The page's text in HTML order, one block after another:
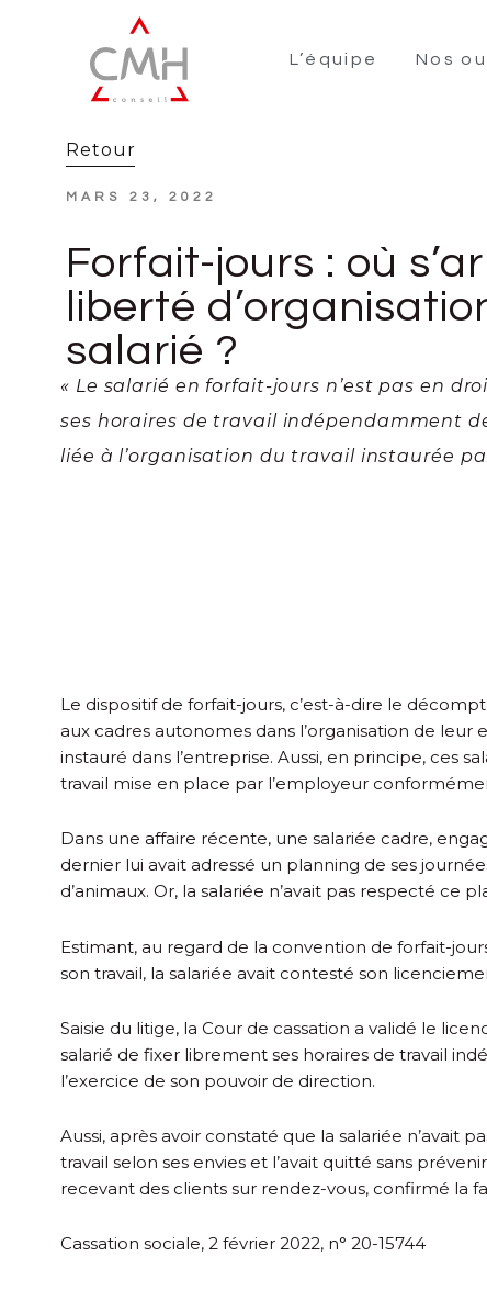
L’équipe Nos
Retour
MARS 23, 2022
Forfait-jours : où
liberté
salarié ?
« Le salarié en forfait-jours n’est pas en
ses horaires de travail indépendamment
liée à l’organisation du travail instaurée
Le dispositif de forfait-jours, c’est-à-dire le
aux cadres autonomes dans l’organisation de
instauré dans l’entreprise. Aussi, en principe, ces
travail mise en place par l’employeur
Dans une affaire récente, une salariée cadre,
dernier lui avait adressé un planning de ses
d’animaux. Or, la salariée n’avait pas respecté ce
Estimant, au regard de la convention de forfait-
son travail, la salariée avait contesté son
Saisie du litige, la Cour de cassation a validé le
salarié de fixer librement ses horaires de travail
l’exercice de son pouvoir de direction.
Aussi, après avoir constaté que la salariée n’avait
travail selon ses envies et l’avait quitté sans
recevant des clients sur rendez-vous, confirmé la
Cassation sociale, 2 février 2022, n° 20-15744